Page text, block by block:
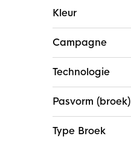
Kleur
Campagne
Technologie
Pasvorm (broek)
Type Broek